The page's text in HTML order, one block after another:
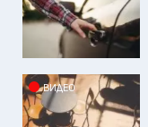
ВИДЕО